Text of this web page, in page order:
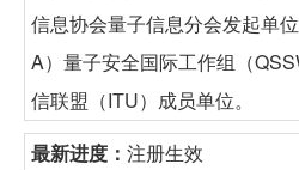
信息协会量子信息分会发起单
A）量子安全国际工作组（
信联盟（ITU）成员单位。
最新进度： 注册生效